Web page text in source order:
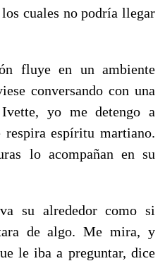
cuales no podría llegar
fluye en un ambiente
conversando con una
yo me detengo a
respira espíritu martiano.
lo acompañan en su
su alrededor como si
de algo. Me mira, y
le iba a preguntar, dice